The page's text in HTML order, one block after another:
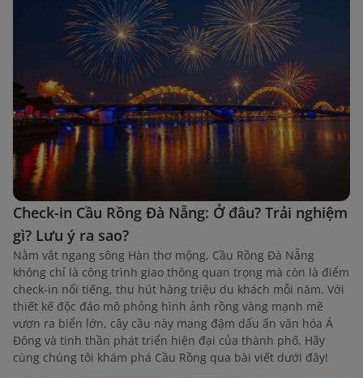
Check-in Cầu Rồng Đà Nẵng: Ở đâu? Trải nghiệm
gì? Lưu ý ra sao?
Nằm vắt ngang sông Hàn thơ mộng, Cầu Rồng Đà Nẵng
không chỉ là công trình giao thông quan trọng mà còn là điểm
check-in nổi tiếng, thu hút hàng triệu du khách mỗi năm. Với
thiết kế độc đáo mô phỏng hình ảnh rồng vàng mạnh mẽ
vươn ra biển lớn, cây cầu này mang đậm dấu ấn văn hóa Á
Đông và tinh thần phát triển hiện đại của thành phố. Hãy
cùng chúng tôi khám phá Cầu Rồng qua bài viết dưới đây!